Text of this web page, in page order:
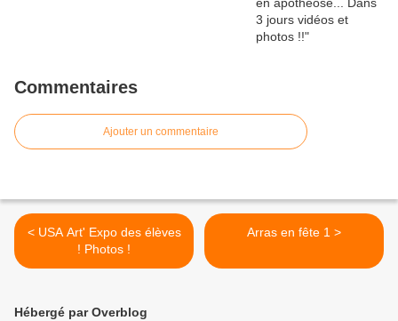
Commentaires
Ajouter un commentaire
< USA Art' Expo des élèves
! Photos !
Arras en fête 1 >
Hébergé par Overblog